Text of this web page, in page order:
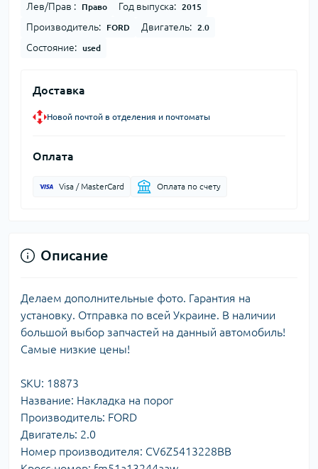
Лев/Прав : Право Год выпуска: 2015
Производитель: FORD Двигатель: 2.0
Состояние: used
Доставка
Новой почтой в отделения и почтоматы
Оплата
Visa / MasterCard Оплата по счету
Описание
Делаем дополнительные фото. Гарантия на
установку. Отправка по всей Украине. В наличии
большой выбор запчастей на данный автомобиль!
Самые низкие цены!
SKU: 18873
Название: Накладка на порог
Производитель: FORD
Двигатель: 2.0
Номер производителя: CV6Z5413228BB